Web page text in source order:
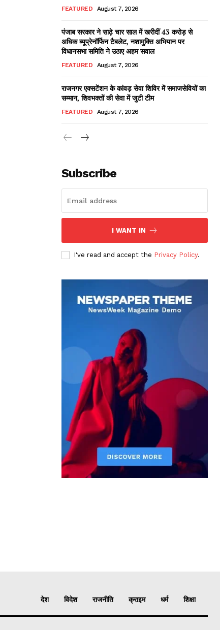
FEATURED August 7, 2026
पंजाब सरकार ने साढ़े चार साल में खरीदीं 43 करोड़ से
अधिक ब्यूप्रेनॉर्फिन टैबलेट, नशामुक्ति अभियान पर
विधानसभा समिति ने उठाए अहम सवाल
FEATURED August 7, 2026
राजनगर एक्सटेंशन के कांवड़ सेवा शिविर में समाजसेवियों का
सम्मान, शिवभक्तों की सेवा में जुटी टीम
FEATURED August 7, 2026
Subscribe
I WANT IN
I've read and accept the Privacy Policy.
देश विदेश राजनीति क्राइम धर्म शिक्षा